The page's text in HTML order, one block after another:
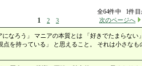
全64件中 1件目
1 2 3 次のページへ
になろう」 マニアの本質とは 「好きでたまらない
点を持っている」 と思えること。 それは小さなも